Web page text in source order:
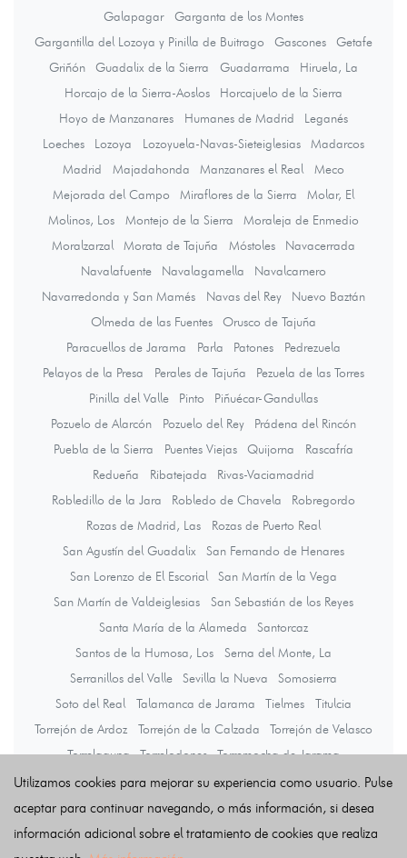
Galapagar
Garganta de los Montes
Gargantilla del Lozoya y Pinilla de Buitrago
Gascones
Getafe
Griñón
Guadalix de la Sierra Guadarrama
Hiruela, La
Horcajo de la Sierra-Aoslos
Horcajuelo de la Sierra
Hoyo de Manzanares
Humanes de Madrid
Leganés
Loeches
Lozoya Lozoyuela-Navas-Sieteiglesias
Madarcos
Madrid
Majadahonda Manzanares el Real
Meco
Mejorada del Campo
Miraflores de la Sierra
Molar, El
Molinos, Los
Montejo de la Sierra
Moraleja de Enmedio
Moralzarzal
Morata de Tajuña Móstoles
Navacerrada
Navalafuente
Navalagamella
Navalcarnero
Navarredonda y San Mamés
Navas del Rey
Nuevo Baztán
Olmeda de las Fuentes
Orusco de Tajuña
Paracuellos de Jarama
Parla Patones
Pedrezuela
Pelayos de la Presa
Perales de Tajuña
Pezuela de las Torres
Pinilla del Valle
Pinto
Piñuécar-Gandullas
Pozuelo de Alarcón
Pozuelo del Rey
Prádena del Rincón
Puebla de la Sierra
Puentes Viejas Quijorna
Rascafría
Redueña
Ribatejada
Rivas-Vaciamadrid
Robledillo de la Jara
Robledo de Chavela
Robregordo
Rozas de Madrid, Las
Rozas de Puerto Real
San Agustín del Guadalix
San Fernando de Henares
San Lorenzo de El Escorial
San Martín de la Vega
San Martín de Valdeiglesias
San Sebastián de los Reyes
Santa María de la Alameda
Santorcaz
Santos de la Humosa, Los
Serna del Monte, La
Serranillos del Valle
Sevilla la Nueva
Somosierra
Soto del Real
Talamanca de Jarama Tielmes
Titulcia
Torrejón de Ardoz
Torrejón de la Calzada
Torrejón de Velasco
Torrelaguna
Torrelodones
Torremocha de Jarama
Torres de la Alameda
Tres Cantos Valdaracete
Valdeavero
Valdelaguna
Valdemanco Valdemaqueda
Valdemorillo
Valdemoro
Valdeolmos-Alalpardo
Valdepiélagos
Utilizamos cookies para mejorar su experiencia como usuario. Pulse
aceptar para continuar navegando, o más información, si desea
información adicional sobre el tratamiento de cookies que realiza